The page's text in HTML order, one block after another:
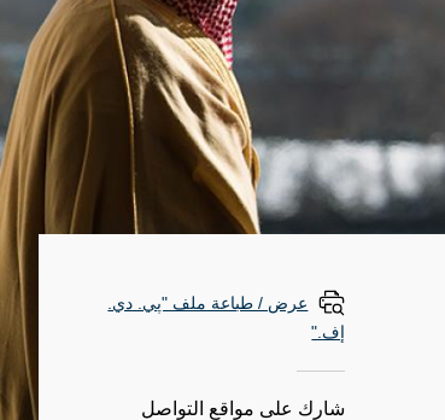
عرض / طباعة ملف "پي. دي.
إف."
شارك على مواقع التواصل